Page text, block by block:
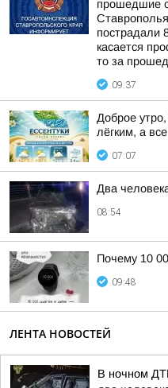
прошедшие
пострадали
касается
то за
09:37
Доброе
лёгким, а
07:07
Два
08:54
Почему 10
09:48
ЛЕНТА НОВОСТЕЙ
В ночном